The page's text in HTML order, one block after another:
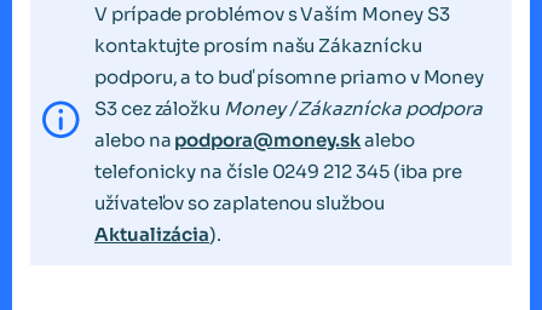
V prípade problémov s Vaším Money S3
kontaktujte prosím našu Zákaznícku
podporu, a to buď písomne priamo v Money
S3 cez záložku Money / Zákaznícka podpora
alebo na podpora@money.skalebo
telefonicky na čísle 0249 212 345 (iba pre
užívateľov so zaplatenou službou
Aktualizácia).